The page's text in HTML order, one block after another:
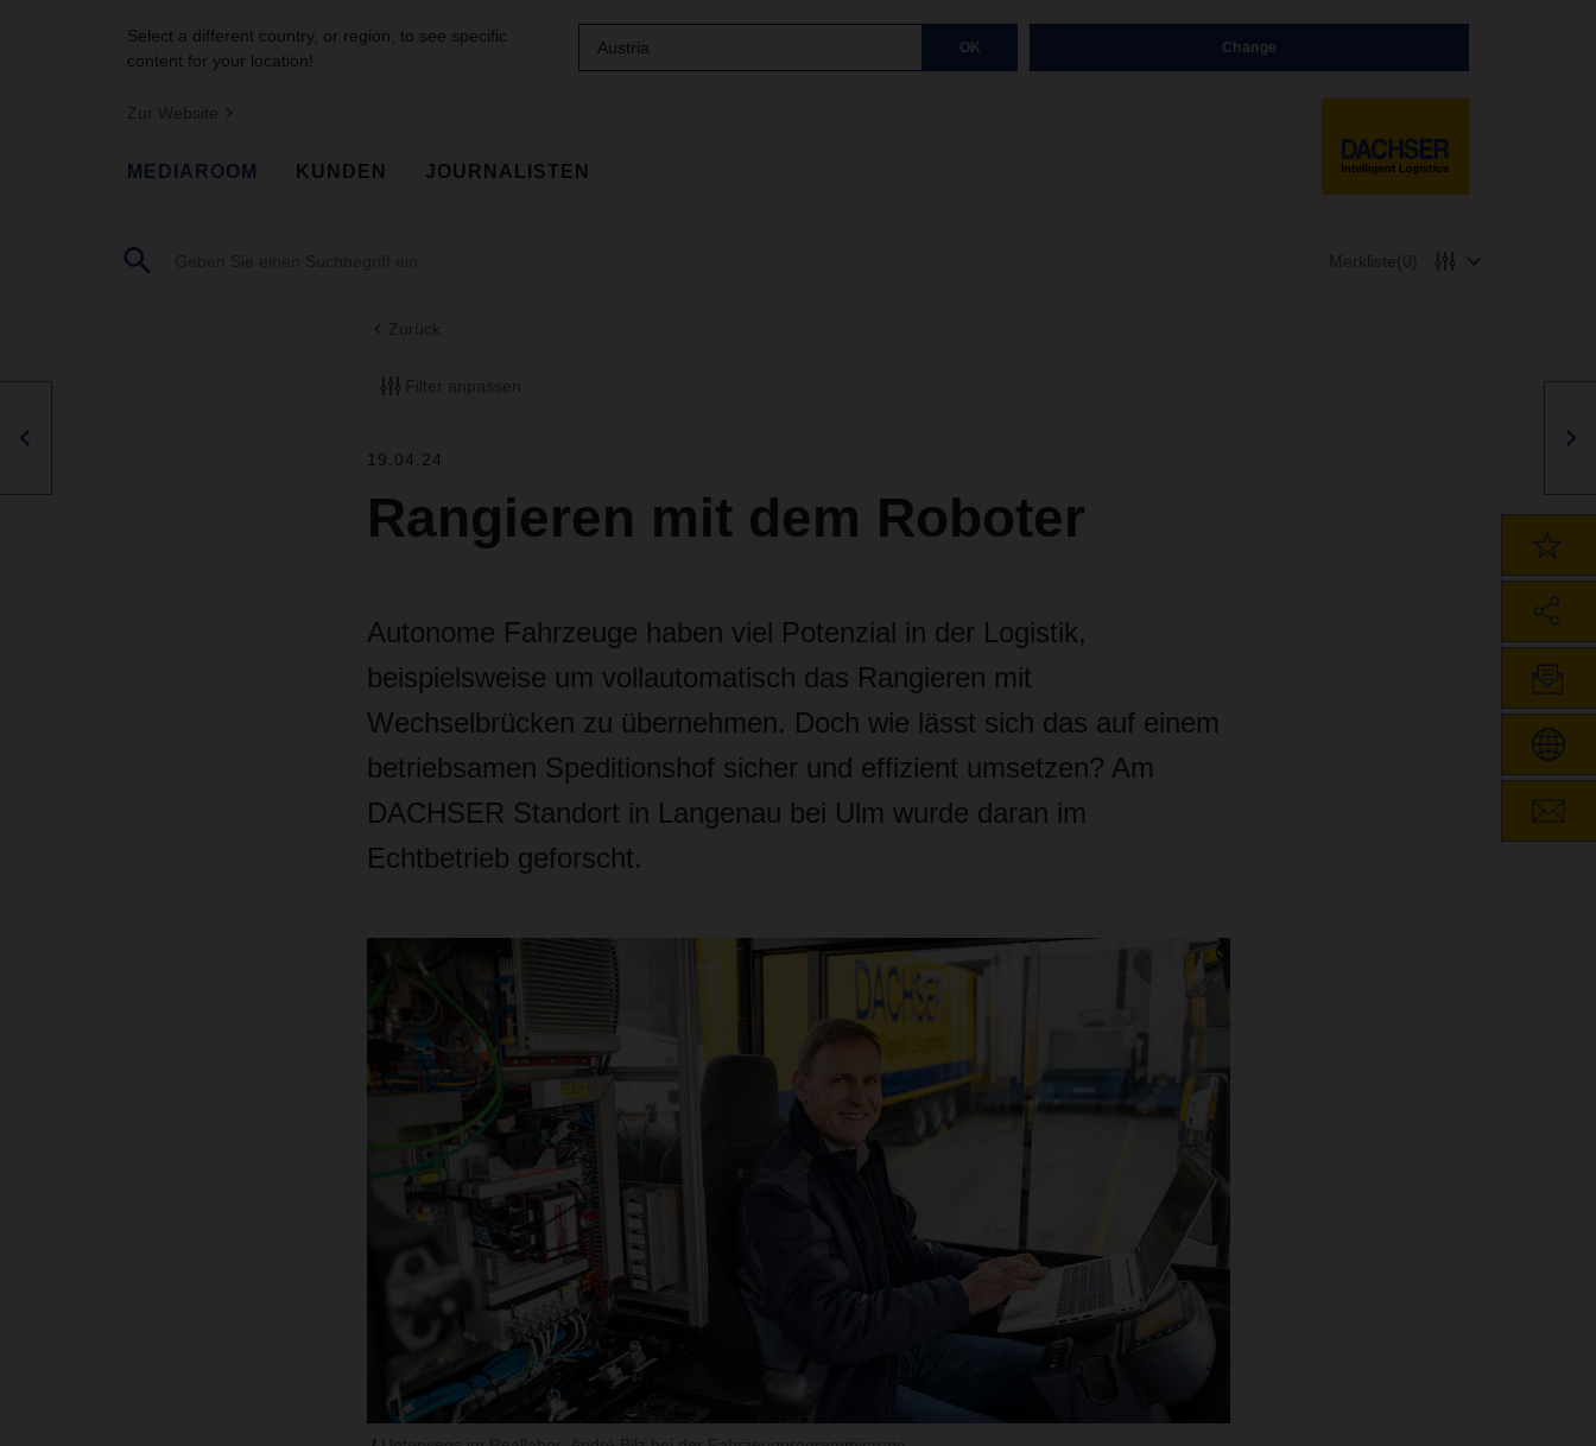
Select a different country, or region, to see specific
content for your location!
Austria OK Change
Zur Website
MEDIAROOM KUNDEN JOURNALISTEN
Merkliste(0)
Zurück
Filter anpassen
19.04.24
Rangieren mit dem Roboter
Autonome Fahrzeuge haben viel Potenzial in der Logistik,
beispielsweise um vollautomatisch das Rangieren mit
Wechselbrücken zu übernehmen. Doch wie lässt sich das auf einem
betriebsamen Speditionshof sicher und effizient umsetzen? Am
DACHSER Standort in Langenau bei Ulm wurde daran im
Echtbetrieb geforscht.